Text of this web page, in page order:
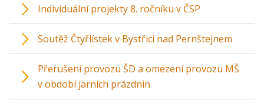
Individuální projekty 8. ročníku v ČSP
Soutěž Čtyřlístek v Bystřici nad Pernštejnem
Přerušení provozu ŠD a omezení provozu MŠ
v období jarních prázdnin